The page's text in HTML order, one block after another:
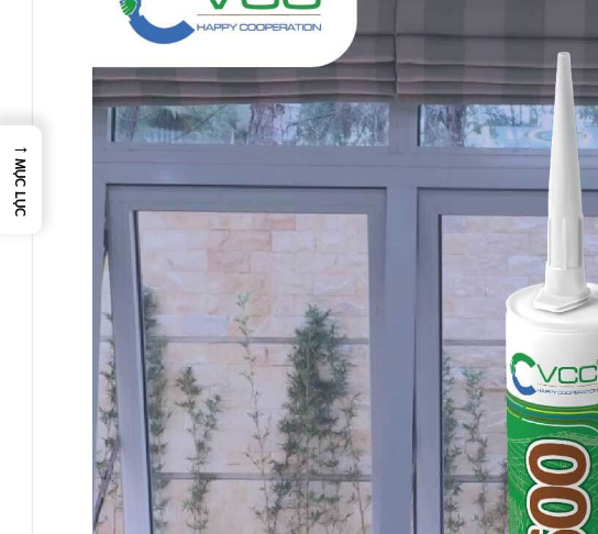
→
MỤC LỤC